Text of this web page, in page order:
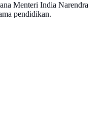
Menteri India Narendra
pendidikan.